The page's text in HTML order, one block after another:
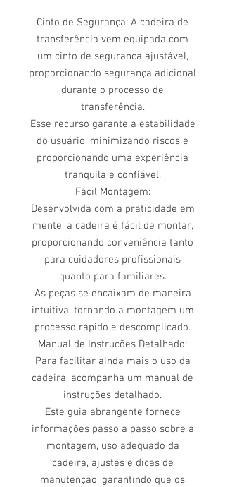
Cinto de Segurança: A cadeira de
transferência vem equipada com
um cinto de segurança ajustável,
proporcionando segurança adicional
durante o processo de
transferência.
Esse recurso garante a estabilidade
do usuário, minimizando riscos e
proporcionando uma experiência
tranquila e confiável.
Fácil Montagem:
Desenvolvida com a praticidade em
mente, a cadeira é fácil de montar,
proporcionando conveniência tanto
para cuidadores profissionais
quanto para familiares.
As peças se encaixam de maneira
intuitiva, tornando a montagem um
processo rápido e descomplicado.
Manual de Instruções Detalhado:
Para facilitar ainda mais o uso da
cadeira, acompanha um manual de
instruções detalhado.
Este guia abrangente fornece
informações passo a passo sobre a
montagem, uso adequado da
cadeira, ajustes e dicas de
manutenção, garantindo que os